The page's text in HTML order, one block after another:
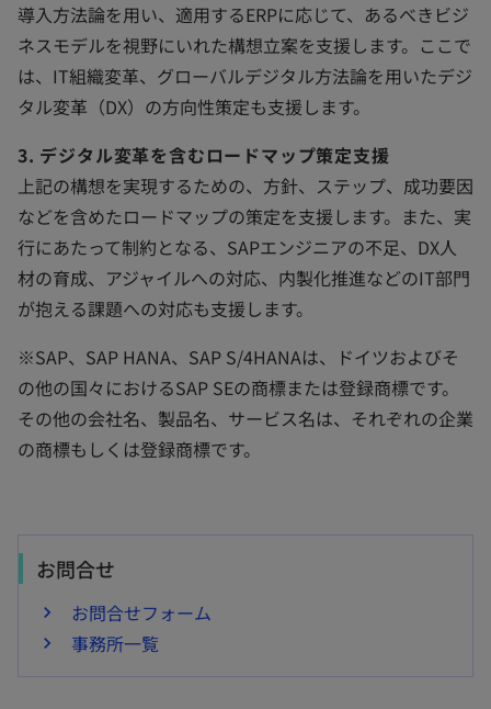
導入方法論を用い、適用するERPに応じて、あるべきビジ
ネスモデルを視野にいれた構想立案を支援します。ここで
は、IT組織変革、グローバルデジタル方法論を用いたデジ
タル変革（DX）の方向性策定も支援します。
3. デジタル変革を含むロードマップ策定支援
上記の構想を実現するための、方針、ステップ、成功要因
などを含めたロードマップの策定を支援します。また、実
行にあたって制約となる、SAPエンジニアの不足、DX人
材の育成、アジャイルへの対応、内製化推進などのIT部門
が抱える課題への対応も支援します。
※SAP、SAP HANA、SAP S/4HANAは、ドイツおよびそ
の他の国々におけるSAP SEの商標または登録商標です。
その他の会社名、製品名、サービス名は、それぞれの企業
の商標もしくは登録商標です。
お問合せ
お問合せフォーム
事務所一覧